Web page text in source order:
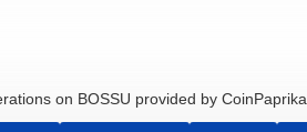
on BOSSU provided by CoinPaprika